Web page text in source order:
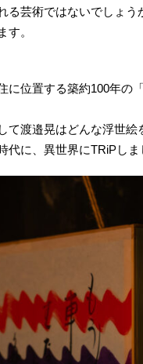
る芸術ではないでしょ
す。
位置する築約100年の「
渡邉晃はどんな浮世絵
に、異世界にTRiPしま